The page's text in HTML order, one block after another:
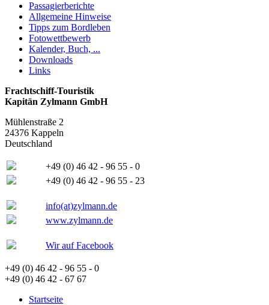
Passagierberichte
Allgemeine Hinweise
Tipps zum Bordleben
Fotowettbewerb
Kalender, Buch, ...
Downloads
Links
Frachtschiff-Touristik
Kapitän Zylmann GmbH
Mühlenstraße 2
24376 Kappeln
Deutschland
+49 (0) 46 42 - 96 55 - 0
+49 (0) 46 42 - 96 55 - 23
info(at)zylmann.de
www.zylmann.de
Wir auf Facebook
+49 (0) 46 42 - 96 55 - 0
+49 (0) 46 42 - 67 67
Startseite